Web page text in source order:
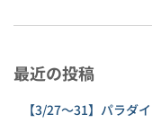
最近の投稿
【3/27〜31】パラダ